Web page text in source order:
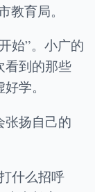
教育局。
始”。小广的
看到的那些
学。
张扬自己的
什么招呼